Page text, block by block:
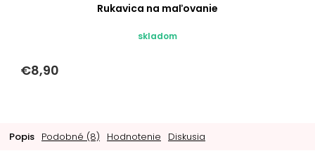
Rukavica na maľovanie
skladom
€8,90
Popis Podobné (8) Hodnotenie Diskusia